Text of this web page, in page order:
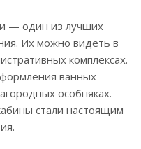
— один из лучших
Их можно видеть в
комплексах.
ванных
особняках.
стали настоящим